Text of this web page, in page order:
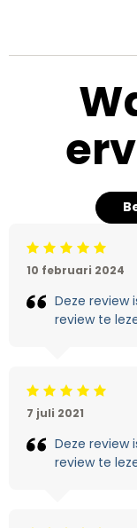
Beoordeling: 5/5
10 februari 2024
Deze review
review te
Beoordeling: 5/5
7 juli 2021
Deze review
review te